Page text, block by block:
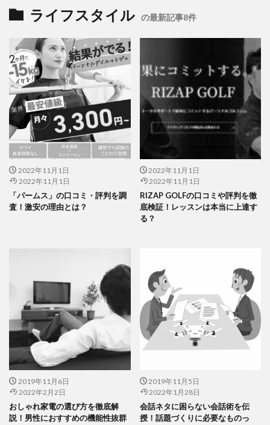
ライフスタイル の最新記事8件
2022年11月1日
2022年11月1日
「パームス」の口コミ・評判を調
査！激安の理由とは？
2022年11月1日
2022年11月1日
RIZAP GOLFの口コミや評判を徹
底検証！レッスンは本当に上達す
る？
2019年11月6日
2022年2月2日
おしゃれ家電の選び方を徹底解
説！男性におすすめの機能性抜群
2019年11月5日
2022年1月28日
会話ネタに困らない会話術を伝
授！話題づくりに必要なものっ